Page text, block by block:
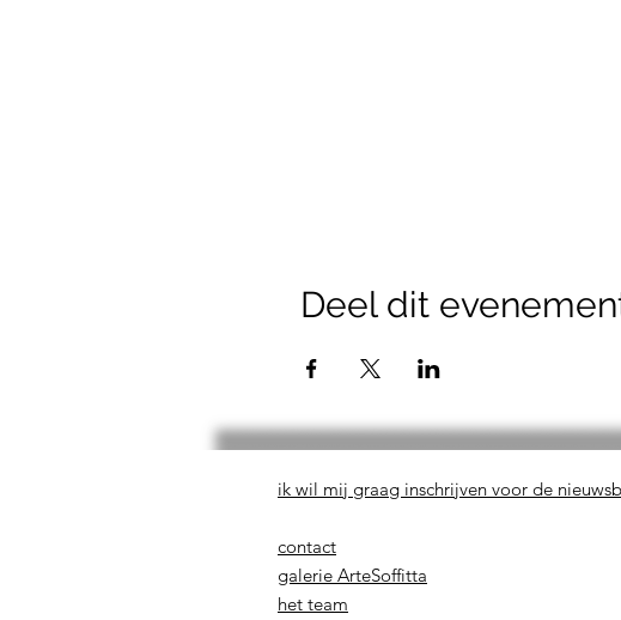
Deel dit
ik wil mij graag inschrijven voor de
contact
galerie ArteSoffitta
het team